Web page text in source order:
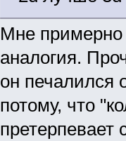
Мне
аналогия.
он печалился
потому, что